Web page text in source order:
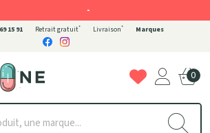
15 91 Retrait gratuit* Livraison* Marques
en ligne à votre service
0